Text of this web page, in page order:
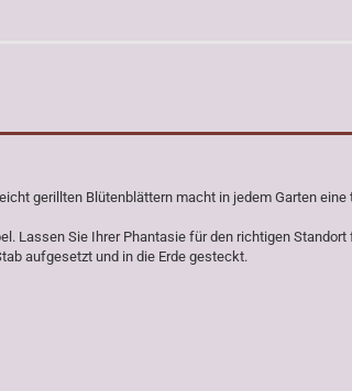
gerillten Blütenblättern macht in jedem Garten eine
Lassen Sie Ihrer Phantasie für den richtigen Standort
aufgesetzt und in die Erde gesteckt.